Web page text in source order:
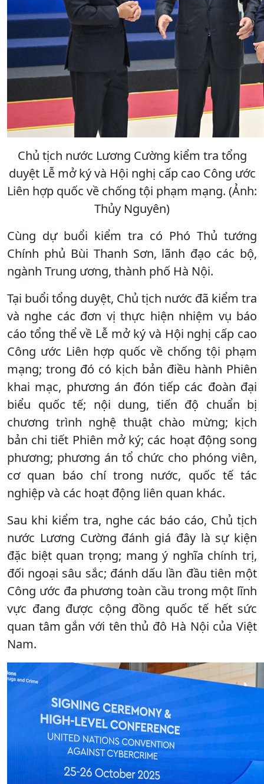
Chủ tịch nước Lương Cường kiểm tra tổng
duyệt Lễ mở ký và Hội nghị cấp cao Công ước
Liên hợp quốc về chống tội phạm mạng. (Ảnh:
Thủy Nguyên)
Cùng dự buổi kiểm tra có Phó Thủ tướng
Chính phủ Bùi Thanh Sơn, lãnh đạo các bộ,
ngành Trung ương, thành phố Hà Nội.
Tại buổi tổng duyệt, Chủ tịch nước đã kiểm tra
và nghe các đơn vị thực hiện nhiệm vụ báo
cáo tổng thể về Lễ mở ký và Hội nghị cấp cao
Công ước Liên hợp quốc về chống tội phạm
mạng; trong đó có kịch bản điều hành Phiên
khai mạc, phương án đón tiếp các đoàn đại
biểu quốc tế; nội dung, tiến độ chuẩn bị
chương trình nghệ thuật chào mừng; kịch
bản chi tiết Phiên mở ký; các hoạt động song
phương; phương án tổ chức cho phóng viên,
cơ quan báo chí trong nước, quốc tế tác
nghiệp và các hoạt động liên quan khác.
Sau khi kiểm tra, nghe các báo cáo, Chủ tịch
nước Lương Cường đánh giá đây là sự kiện
đặc biệt quan trọng; mang ý nghĩa chính trị,
đối ngoại sâu sắc; đánh dấu lần đầu tiên một
Công ước đa phương toàn cầu trong một lĩnh
vực đang được cộng đồng quốc tế hết sức
quan tâm gắn với tên thủ đô Hà Nội của Việt
Nam.